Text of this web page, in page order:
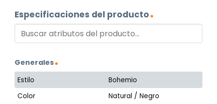
Especificaciones del producto
Generales
Estilo
Bohemio
Color
Natural / Negro